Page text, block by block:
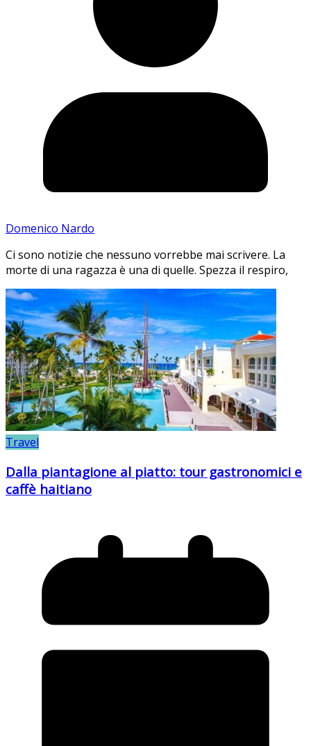
Domenico Nardo
Ci sono notizie che nessuno vorrebbe mai scrivere. La
morte di una ragazza è una di quelle. Spezza il respiro,
Travel
Dalla piantagione al piatto: tour gastronomici e
caffè haitiano